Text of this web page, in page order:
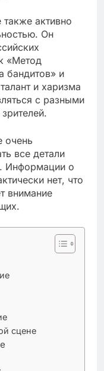
активно
Он
«Метод
бандитов» и
и харизма
с разными
очень
все детали
Информации о
нет, что
внимание
сцене